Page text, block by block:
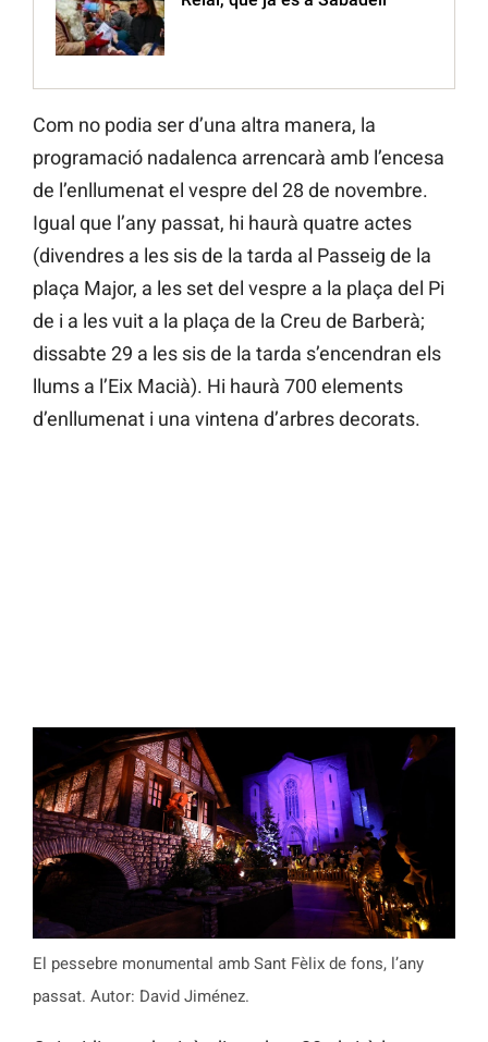
Com no podia ser d’una altra manera, la
programació nadalenca arrencarà amb l’encesa
de l’enllumenat el vespre del 28 de novembre.
Igual que l’any passat, hi haurà quatre actes
(divendres a les sis de la tarda al Passeig de la
plaça Major, a les set del vespre a la plaça del Pi
de i a les vuit a la plaça de la Creu de Barberà;
dissabte 29 a les sis de la tarda s’encendran els
llums a l’Eix Macià). Hi haurà 700 elements
d’enllumenat i una vintena d’arbres decorats.
El pessebre monumental amb Sant Fèlix de fons, l’any
passat. Autor: David Jiménez.